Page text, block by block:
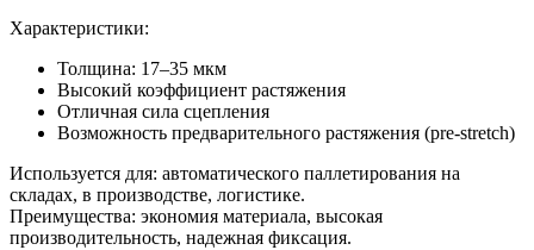
Характеристики:
Толщина: 17–35 мкм
Высокий коэффициент растяжения
Отличная сила сцепления
Возможность предварительного растяжения (pre-stretch)
Используется для: автоматического паллетирования на
складах, в производстве, логистике.
Преимущества: экономия материала, высокая
производительность, надежная фиксация.